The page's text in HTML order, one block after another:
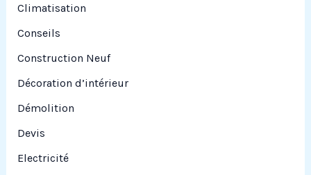
Climatisation
Conseils
Construction Neuf
Décoration d’intérieur
Démolition
Devis
Electricité